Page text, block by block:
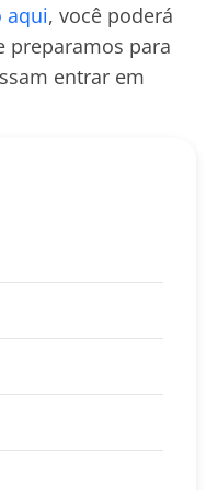
aqui, você poderá
preparamos para
entrar em